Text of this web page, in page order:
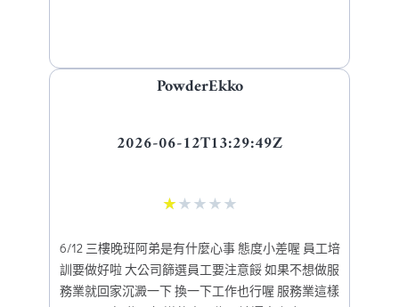
PowderEkko
2026-06-12T13:29:49Z
★ ★ ★ ★ ★
6/12 三樓晚班阿弟是有什麼心事 態度小差喔 員工培
訓要做好啦 大公司篩選員工要注意餒 如果不想做服
務業就回家沉澱一下 換一下工作也行喔 服務業這樣